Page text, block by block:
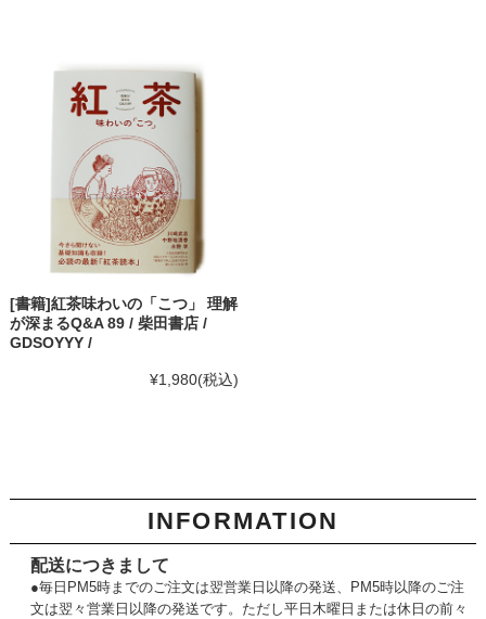
[書籍]紅茶味わいの「こつ」 理解
が深まるQ&A 89 / 柴田書店 /
GDSOYYY /
¥1,980(税込)
INFORMATION
配送につきまして
●毎日PM5時までのご注文は翌営業日以降の発送、PM5時以降のご注
文は翌々営業日以降の発送です。ただし平日木曜日または休日の前々